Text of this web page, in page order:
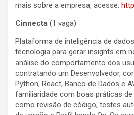
mais sobre a empresa, acesse:
Cinnecta (1 vaga)
Plataforma de inteligência de
tecnologia para gerar insights em
análise do comportamento dos
contratando um Desenvolvedor,
Python, React, Banco de Dados e
familiaridade com boas práticas
como revisão de código, testes